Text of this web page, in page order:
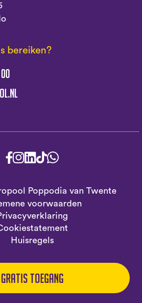
Gratis toegang
bereiken?
Poppodia van Twente
voorwaarden
Huisregels